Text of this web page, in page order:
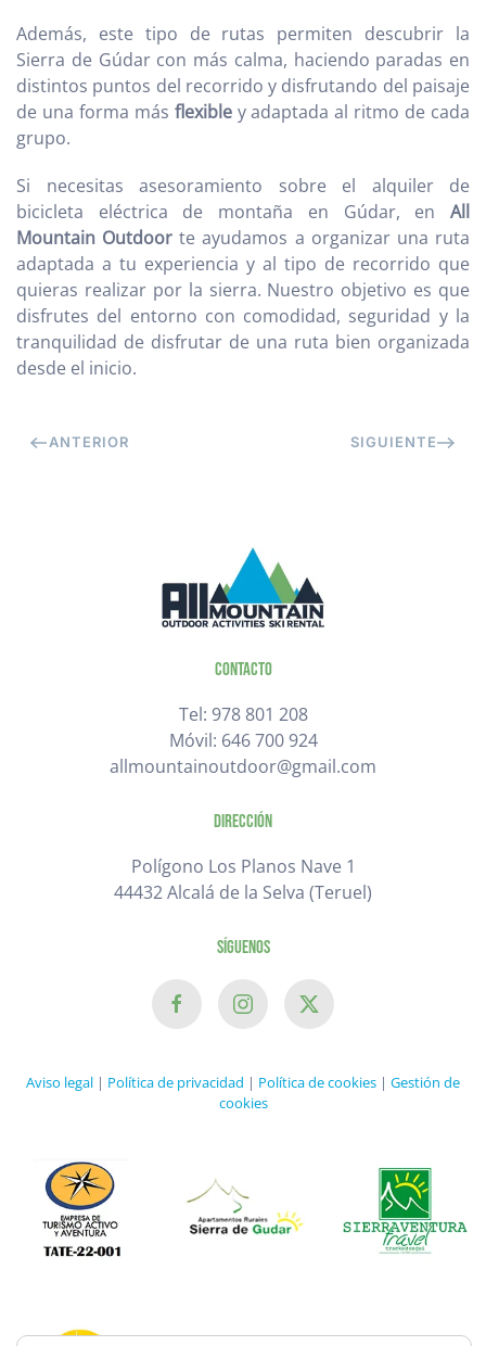
Además, este tipo de rutas permiten descubrir la
Sierra de Gúdar con más calma, haciendo paradas en
distintos puntos del recorrido y disfrutando del paisaje
de una forma más flexibley adaptada al ritmo de cada
grupo.
Si necesitas asesoramiento sobre el alquiler de
bicicleta eléctrica de montaña en Gúdar, en All
Mountain Outdoor te ayudamos a organizar una ruta
adaptada a tu experiencia y al tipo de recorrido que
quieras realizar por la sierra. Nuestro objetivo es que
disfrutes del entorno con comodidad, seguridad y la
tranquilidad de disfrutar de una ruta bien organizada
desde el inicio.
ANTERIOR SIGUIENTE
Contacto
Tel: 978 801 208
Móvil: 646 700 924
allmountainoutdoor@gmail.com
Dirección
Polígono Los Planos Nave 1
44432 Alcalá de la Selva (Teruel)
Síguenos
Aviso legal | Política de privacidad | Política de cookies | Gestión de
cookies